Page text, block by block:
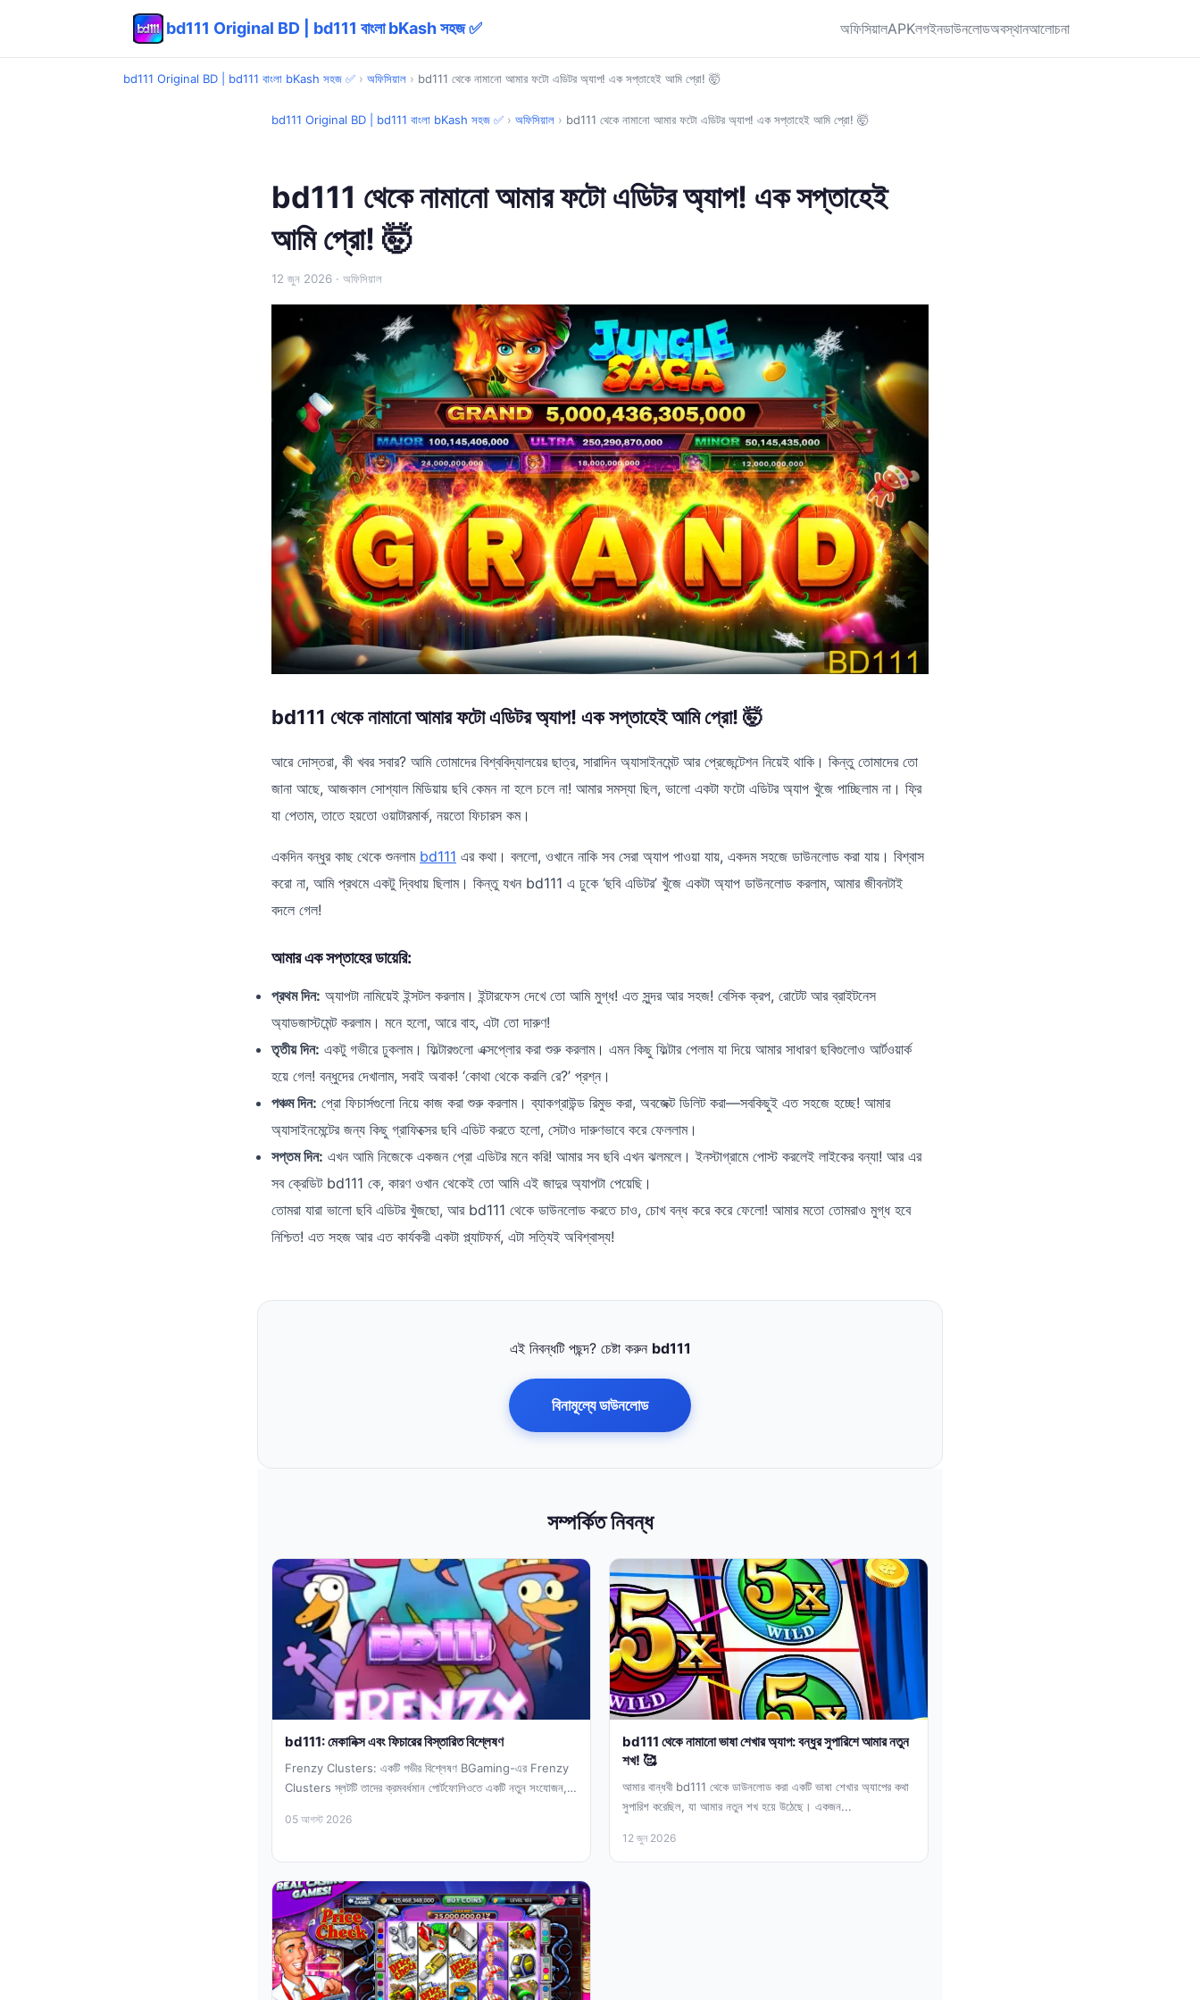
bd111 Original BD | bd111 বাংলা bKash সহজ ✅ অফিসিয়ালAPKলগইনডাউনলোডঅবস্থানআলোচনা
bd111 Original BD | bd111 বাংলা bKash সহজ ✅ › অফিসিয়াল › bd111 থেকে নামানো আমার ফটো এডিটর অ্যাপ! এক সপ্তাহেই আমি প্রো! 🤯
bd111 Original BD | bd111 বাংলা bKash সহজ ✅ › অফিসিয়াল › bd111 থেকে নামানো আমার ফটো এডিটর অ্যাপ! এক সপ্তাহেই আমি প্রো! 🤯
bd111 থেকে নামানো আমার ফটো এডিটর অ্যাপ! এক সপ্তাহেই
আমি প্রো! 🤯
12 জুন 2026 · অফিসিয়াল
bd111 থেকে নামানো আমার ফটো এডিটর অ্যাপ! এক সপ্তাহেই আমি প্রো! 🤯
আরে দোস্তরা, কী খবর সবার? আমি তোমাদের বিশ্ববিদ্যালয়ের ছাত্র, সারাদিন অ্যাসাইনমেন্ট আর প্রেজেন্টেশন নিয়েই থাকি। কিন্তু তোমাদের তো
জানা আছে, আজকাল সোশ্যাল মিডিয়ায় ছবি কেমন না হলে চলে না! আমার সমস্যা ছিল, ভালো একটা ফটো এডিটর অ্যাপ খুঁজে পাচ্ছিলাম না। ফ্রি
যা পেতাম, তাতে হয়তো ওয়াটারমার্ক, নয়তো ফিচারস কম।
একদিন বন্ধুর কাছ থেকে শুনলাম bd111 এর কথা। বললো, ওখানে নাকি সব সেরা অ্যাপ পাওয়া যায়, একদম সহজে ডাউনলোড করা যায়। বিশ্বাস
করো না, আমি প্রথমে একটু দ্বিধায় ছিলাম। কিন্তু যখন bd111 এ ঢুকে ‘ছবি এডিটর’ খুঁজে একটা অ্যাপ ডাউনলোড করলাম, আমার জীবনটাই
বদলে গেল!
আমার এক সপ্তাহের ডায়েরি:
প্রথম দিন: অ্যাপটা নামিয়েই ইন্সটল করলাম। ইন্টারফেস দেখে তো আমি মুগ্ধ! এত সুন্দর আর সহজ! বেসিক ক্রপ, রোটেট আর ব্রাইটনেস
অ্যাডজাস্টমেন্ট করলাম। মনে হলো, আরে বাহ, এটা তো দারুণ!
তৃতীয় দিন: একটু গভীরে ঢুকলাম। ফিল্টারগুলো এক্সপ্লোর করা শুরু করলাম। এমন কিছু ফিল্টার পেলাম যা দিয়ে আমার সাধারণ ছবিগুলোও আর্টওয়ার্ক
হয়ে গেল! বন্ধুদের দেখালাম, সবাই অবাক! ‘কোথা থেকে করলি রে?’ প্রশ্ন।
পঞ্চম দিন: প্রো ফিচার্সগুলো নিয়ে কাজ করা শুরু করলাম। ব্যাকগ্রাউন্ড রিমুভ করা, অবজেক্ট ডিলিট করা—সবকিছুই এত সহজে হচ্ছে! আমার
অ্যাসাইনমেন্টের জন্য কিছু গ্রাফিক্সের ছবি এডিট করতে হলো, সেটাও দারুণভাবে করে ফেললাম।
সপ্তম দিন: এখন আমি নিজেকে একজন প্রো এডিটর মনে করি! আমার সব ছবি এখন ঝলমলে। ইনস্টাগ্রামে পোস্ট করলেই লাইকের বন্যা! আর এর
সব ক্রেডিট bd111 কে, কারণ ওখান থেকেই তো আমি এই জাদুর অ্যাপটা পেয়েছি।
তোমরা যারা ভালো ছবি এডিটর খুঁজছো, আর bd111 থেকে ডাউনলোড করতে চাও, চোখ বন্ধ করে করে ফেলো! আমার মতো তোমরাও মুগ্ধ হবে
নিশ্চিত! এত সহজ আর এত কার্যকরী একটা প্ল্যাটফর্ম, এটা সত্যিই অবিশ্বাস্য!
এই নিবন্ধটি পছন্দ? চেষ্টা করুন bd111
বিনামূল্যে ডাউনলোড
সম্পর্কিত নিবন্ধ
bd111: মেকানিক্স এবং ফিচারের বিস্তারিত বিশ্লেষণ
Frenzy Clusters: একটি গভীর বিশ্লেষণ BGaming-এর Frenzy
Clusters স্লটটি তাদের ক্রমবর্ধমান পোর্টফোলিওতে একটি নতুন সংযোজন,
05 আগস্ট 2026
bd111 থেকে নামানো ভাষা শেখার অ্যাপ: বন্ধুর সুপারিশে আমার নতুন
শখ! 🥰
আমার বান্ধবী bd111 থেকে ডাউনলোড করা একটি ভাষা শেখার অ্যাপের কথা
সুপারিশ করেছিল, যা আমার নতুন শখ হয়ে উঠেছে। একজন...
12 জুন 2026